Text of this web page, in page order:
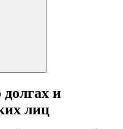
долгах и
лиц